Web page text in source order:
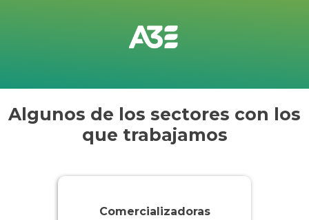
Algunos de los sectores con los
que trabajamos
Comercializadoras